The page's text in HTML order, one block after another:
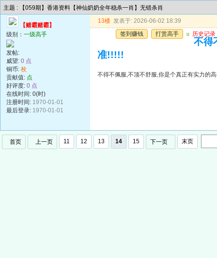
主题 : 【059期】香港资料【神仙奶奶全年稳杀一肖】无错杀肖
【赌霸赌霸】
级别： 一级高手
发帖:
威望: 0 点
铜币: 枚
贡献值: 点
好评度: 0 点
在线时间: 0(时)
注册时间: 1970-01-01
最后登录: 1970-01-01
13楼 发表于: 2026-06-02 18:39
签到赚钱
打赏高手 u 历史记录
不得
准!!!!!
不得不佩服,不顶不舒服,你是个真正有实力的
首页 上一页 11 12 13 14 15 下一页 末页